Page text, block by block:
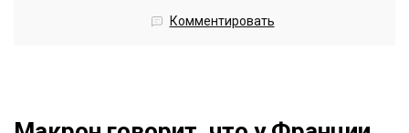
Комментировать